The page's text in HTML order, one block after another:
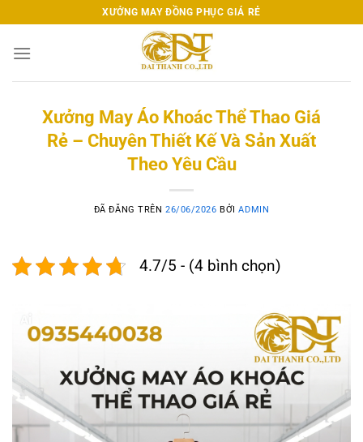
đến
nội
XƯỞNG MAY ĐỒNG PHỤC GIÁ RẺ
Xưởng May Áo Khoác Thể Thao Giá
Rẻ – Chuyên Thiết Kế Và Sản Xuất
Theo Yêu Cầu
ĐÃ ĐĂNG TRÊN26/06/2026 BỞIADMIN
4.7/5 - (4 bình chọn)